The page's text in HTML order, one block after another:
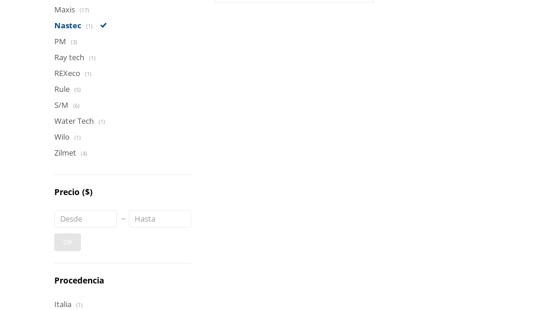
Maxis (17)
Nastec (1)
PM (3)
Ray tech (1)
REXeco (1)
Rule (5)
S/M (6)
Water Tech (1)
Wilo (1)
Zilmet (4)
Precio ($)
OK
Procedencia
Italia (1)